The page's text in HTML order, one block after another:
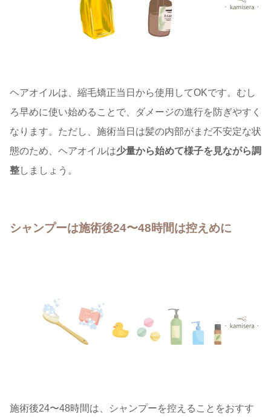
ヘアオイルは、縮毛矯正当日から使用してOKです。むし
ろ早めに使い始めることで、ダメージの進行を防ぎやすく
なります。ただし、施術当日は髪の内部がまだ不安定な状
態のため、ヘアオイルは少量から始めて様子を見ながら調
整しましょう。
シャンプーは施術後24〜48時間は控えめに
施術後24〜48時間は、シャンプーを控えることをおすす